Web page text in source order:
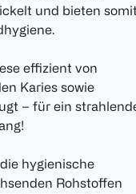
und bieten
effizient von
Karies sowie
– für ein
hygienische
Rohstoffen